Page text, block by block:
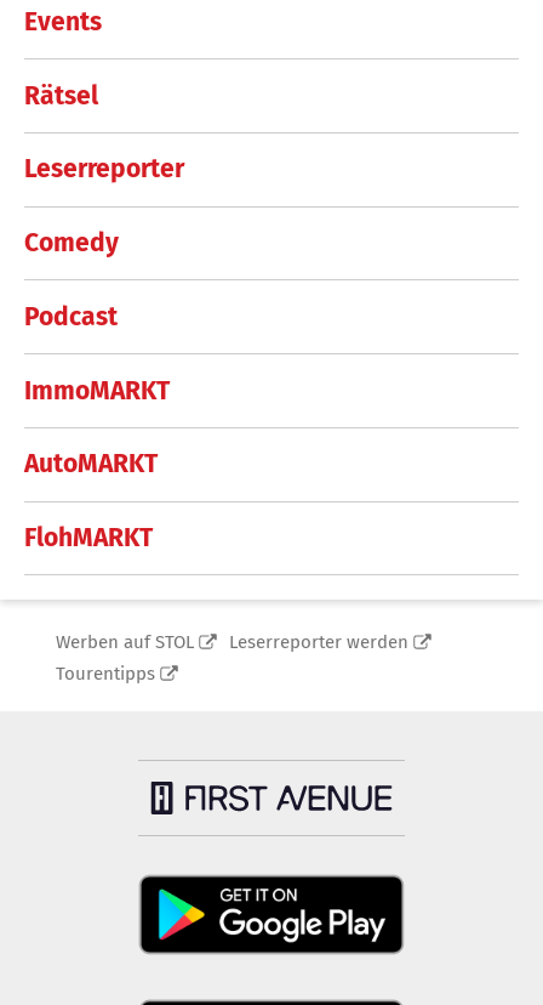
Events
Rätsel
Leserreporter
Comedy
Podcast
ImmoMARKT
AutoMARKT
FlohMARKT
Werben auf STOL
Leserreporter werden
Tourentipps